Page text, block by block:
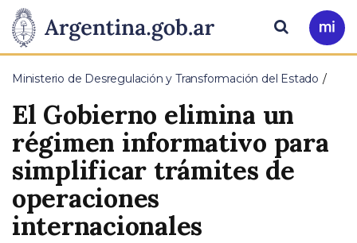
Presidencia
de
la
Nación
Pasar al contenido principal
Ir
a
Buscar
Ministerio de Desregulación y Transformación del Estado
El Gobierno elimina un
régimen informativo para
simplificar trámites de
operaciones
internacionales